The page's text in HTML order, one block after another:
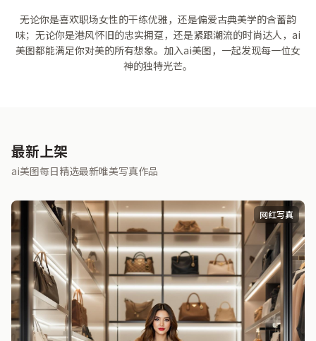
无论你是喜欢职场女性的干练优雅，还是偏爱古典美学的含蓄韵
味；无论你是港风怀旧的忠实拥趸，还是紧跟潮流的时尚达人，ai
美图都能满足你对美的所有想象。加入ai美图，一起发现每一位女
神的独特光芒。
最新上架
ai美图每日精选最新唯美写真作品
网红写真